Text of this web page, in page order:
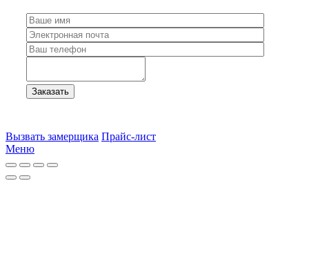
Вызвать замерщика Прайс-лист
Меню